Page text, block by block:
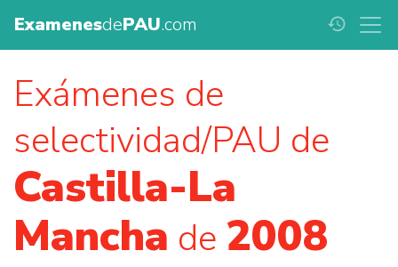
ExamenesdePAU.com history
Exámenes de
selectividad/PAU de
Castilla-La
Mancha de 2008